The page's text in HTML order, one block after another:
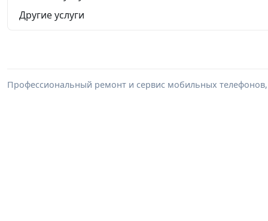
Другие услуги
Профессиональный ремонт и сервис мобильных